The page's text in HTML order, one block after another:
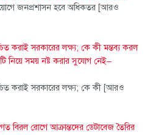
জনপ্রশাসন হবে অধিকতর [আরও
করাই সরকারের লক্ষ্য; কে কী মন্তব্য করল
নিয়ে সময় নষ্ট করার সুযোগ নেই–
করাই সরকারের লক্ষ্য; কে কী [আরও
বিরল রোগে আক্রান্তদের ডেটাবেজ তৈরির